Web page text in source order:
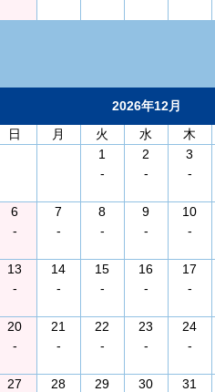
2026年12月
日
月 火 水 木
1
-
2
-
3
-
6
-
7
-
8
-
9
-
10
-
13
-
14
-
15
-
16
-
17
-
20
-
21
-
22
-
23
-
24
-
27
28
29
30
31